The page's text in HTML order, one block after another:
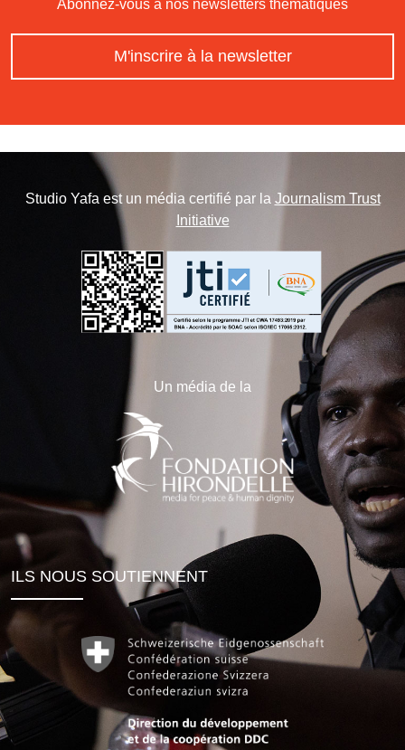
Abonnez-vous à nos newsletters thématiques
M'inscrire à la newsletter
Studio Yafa est un média certifié par la Journalism Trust
Initiative
Un média de la
ILS NOUS SOUTIENNENT